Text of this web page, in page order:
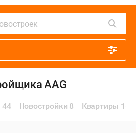
AAG
44 Новостройки 8 Квартиры 168